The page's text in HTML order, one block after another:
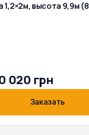
1,2×2м, высота 9,9м (8
020 грн
Заказать